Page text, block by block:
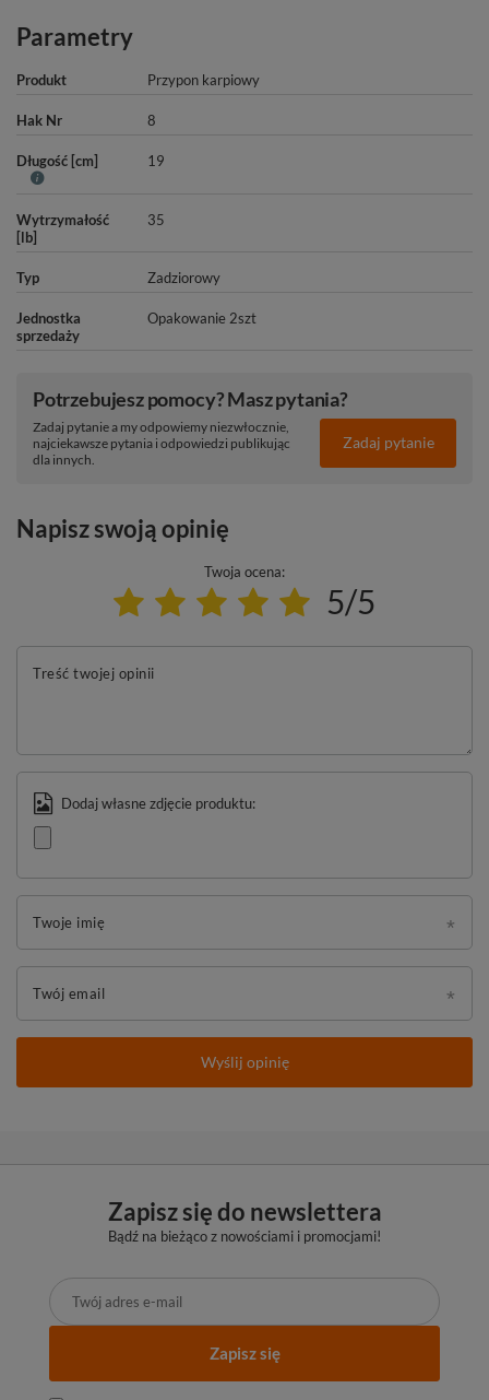
Parametry
Produkt Przypon karpiowy
Hak Nr 8
Długość [cm] 19
Wytrzymałość
[lb]
35
Typ Zadziorowy
Jednostka
sprzedaży
Opakowanie 2szt
Potrzebujesz pomocy? Masz pytania?
Zadaj pytanie a my odpowiemy niezwłocznie,
najciekawsze pytania i odpowiedzi publikując
dla innych.
Zadaj pytanie
Napisz swoją opinię
Twoja ocena:
5/5
Treść twojej opinii
Dodaj własne zdjęcie produktu:
Twoje imię
Twój email
Wyślij opinię
Zapisz się do newslettera
Bądź na bieżąco z nowościami i promocjami!
Zapisz się